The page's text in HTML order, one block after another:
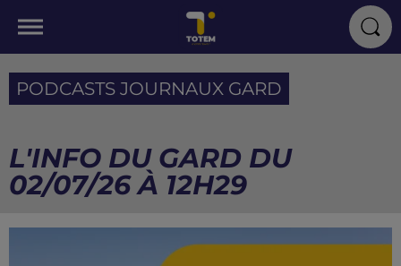
PODCASTS JOURNAUX GARD
L'INFO DU GARD DU
02/07/26 À 12H29